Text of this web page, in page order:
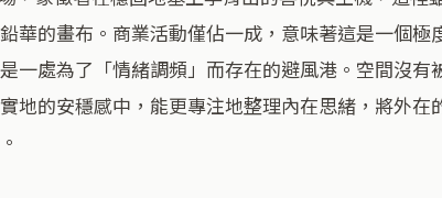
華的畫布。商業活動僅佔一成，意味著這是一個
一處為了「情緒調頻」而存在的避風港。空間沒
地的安穩感中，能更專注地整理內在思緒，將外